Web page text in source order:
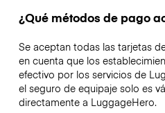
¿Qué métodos de pago
Se aceptan todas las tarjetas
en cuenta que los
efectivo por los servicios de
el seguro de equipaje solo es
directamente a LuggageHero.